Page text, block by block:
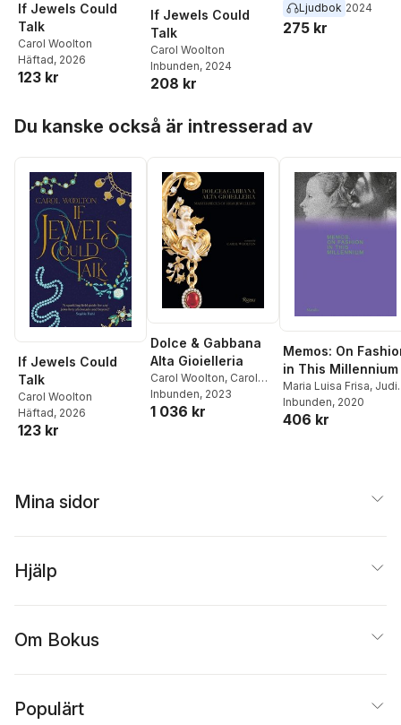
If Jewels Could
Talk
Carol Woolton
Häftad, 2026
123 kr
If Jewels Could
Talk
Carol Woolton
Inbunden, 2024
208 kr
Ljudbok 2024
275 kr
Du kanske också är intresserad av
If Jewels Could
Talk
Carol Woolton
Häftad, 2026
123 kr
Dolce & Gabbana
Alta Gioielleria
Carol Woolton, Carol
Woolton
Inbunden, 2023
1 036 kr
Memos: On
in This Millennium
Maria Luisa Frisa,
Clark,Stefano Tonchi
Inbunden, 2020
406 kr
Mina sidor
Hjälp
Om Bokus
Populärt